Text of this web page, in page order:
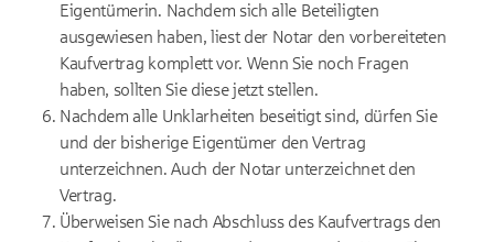
Eigentümerin. Nachdem sich alle Beteiligten
ausgewiesen haben, liest der Notar den vorbereiteten
Kaufvertrag komplett vor. Wenn Sie noch Fragen
haben, sollten Sie diese jetzt stellen.
Nachdem alle Unklarheiten beseitigt sind, dürfen Sie
und der bisherige Eigentümer den Vertrag
unterzeichnen. Auch der Notar unterzeichnet den
Vertrag.
Überweisen Sie nach Abschluss des Kaufvertrags den